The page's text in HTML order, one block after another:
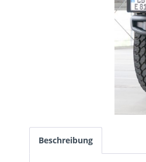
Beschreibung